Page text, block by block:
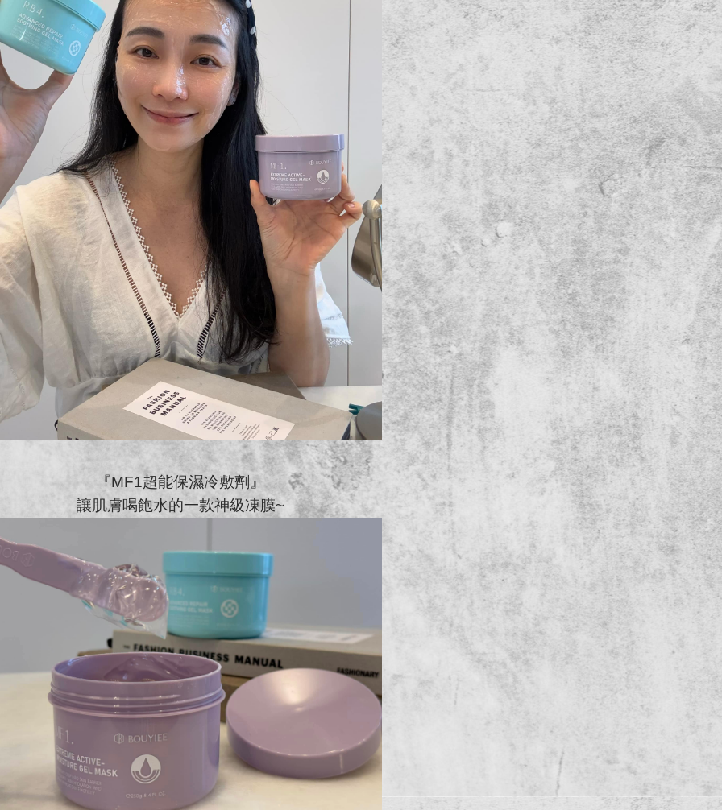
『MF1超能保濕冷敷劑』
讓肌膚喝飽水的一款神級凍膜~